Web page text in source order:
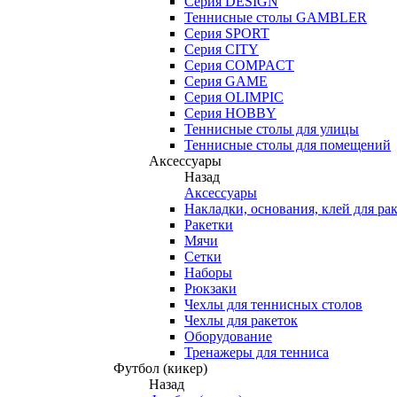
Теннисные столы GAMBLER
Серия SPORT
Серия CITY
Серия COMPACT
Серия GAME
Серия OLIMPIC
Серия HOBBY
Теннисные столы для улицы
Теннисные столы для помещений
Аксессуары
Назад
Аксессуары
Накладки, основания, клей для
Ракетки
Мячи
Сетки
Наборы
Рюкзаки
Чехлы для теннисных столов
Чехлы для ракеток
Оборудование
Тренажеры для тенниса
Футбол (кикер)
Назад